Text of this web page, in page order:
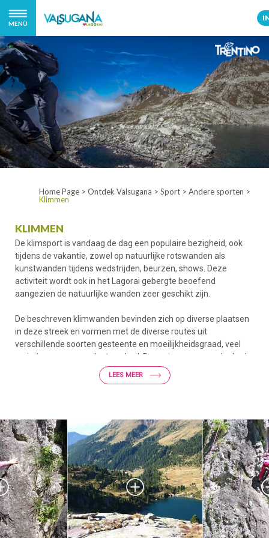
MENÙ
Home Page > Ontdek Valsugana > Sport > Andere sporten >
Klimmen
KLIMMEN
De klimsport is vandaag de dag een populaire bezigheid, ook
tijdens de vakantie, zowel op natuurlijke rotswanden als
kunstwanden tijdens wedstrijden, beurzen, shows. Deze
activiteit wordt ook in het Lagorai gebergte beoefend
aangezien de natuurlijke wanden zeer geschikt zijn.
De beschreven klimwanden bevinden zich op diverse plaatsen
in deze streek en vormen met de diverse routes uit
verschillende soorten gesteente en moeilijkheidsgraad, veel
variatie en een compleet aanbod. De routes gaan van de derde
tot achtste graad, van grote grepen tot kleine richels, van
overhangende wanden tot smalle spleten.
Padova komt slaat af bij Borgo zone industriale, de afslag
brengt je op de vroegere provinciale weg. Houdt rechts en rijdt
door tot het eerste stoplicht waar je rechts afslaat richting Val
di Sella. Rijdt rechtdoor gedurende ca 10min tot je langs de
weg het bordje “Croz di Sella” ziet. Voor wie bij de “Placche di
Armentera” wil zijn, rijdt door tot Hotel Legno en gaat vanaf
hier (parkeren bij het hotel) te voet verder. Loop ca 100m terug
tot het boswachtershuisje waar aan bergzijde een weg is, ga
hier omhoog via het bospad gedurende ca 20minuten en houdt
steeds rechts aan bij de 2 tweesprongen.
LEES MEER